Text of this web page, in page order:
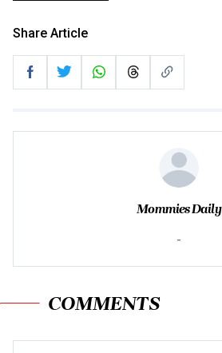
Share Article
Mommies Daily
-
COMMENTS